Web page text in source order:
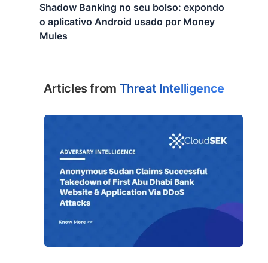
Shadow Banking no seu bolso: expondo
o aplicativo Android usado por Money
Mules
Articles from Threat Intelligence